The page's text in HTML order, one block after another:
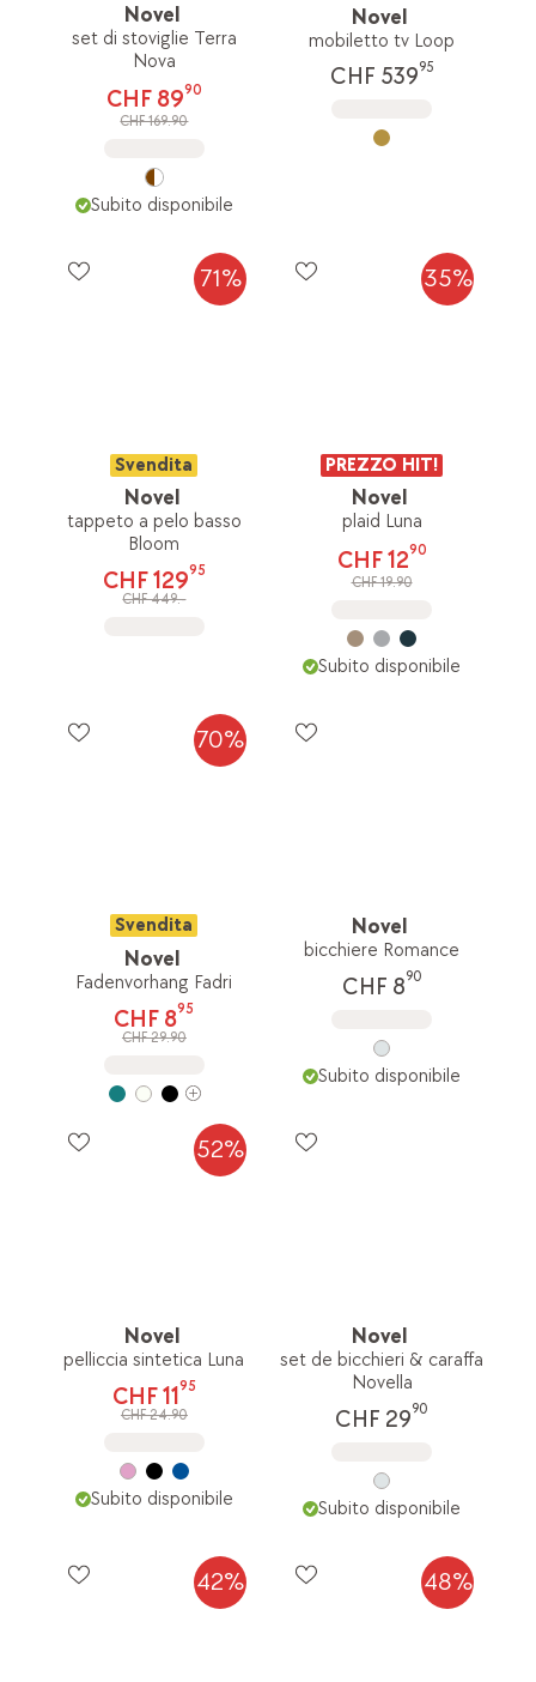
Novel
set di stoviglie Terra
Nova
CHF 8990
CHF 169.90
Subito disponibile
Novel
mobiletto tv Loop
CHF 53995
71%
Svendita
Novel
tappeto a pelo basso
Bloom
CHF 12995
CHF 449.-
35%
PREZZO HIT!
Novel
plaid Luna
CHF 1290
CHF 19.90
Subito disponibile
70%
Svendita
Novel
Fadenvorhang Fadri
CHF 895
CHF 29.90
Novel
bicchiere Romance
CHF 890
Subito disponibile
52%
Novel
pelliccia sintetica Luna
CHF 11 95
CHF 24.90
Subito disponibile
Novel
set de bicchieri & caraffa
Novella
CHF 2990
Subito disponibile
42% 48%